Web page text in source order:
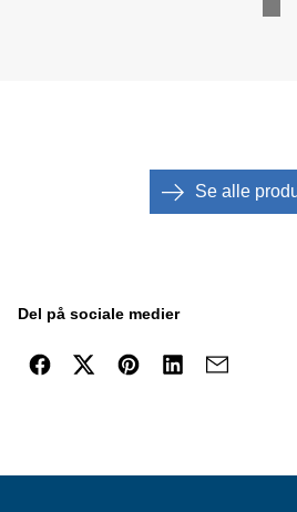
Se alle
Del på sociale medier